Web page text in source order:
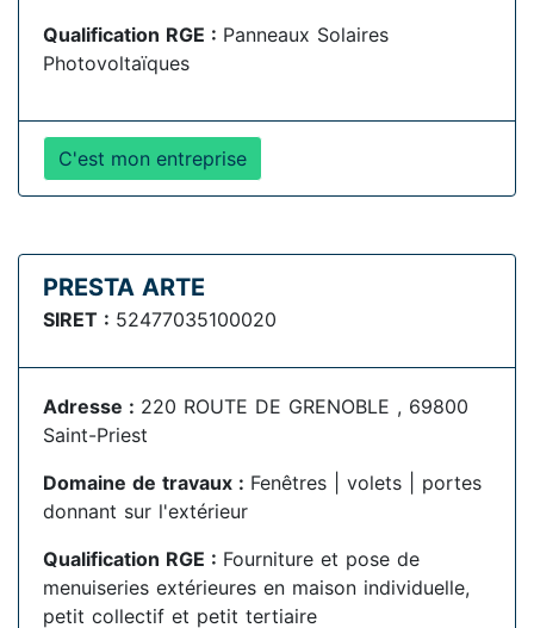
Qualification RGE : Panneaux Solaires
Photovoltaïques
C'est mon entreprise
PRESTA ARTE
SIRET : 52477035100020
Adresse : 220 ROUTE DE GRENOBLE , 69800
Saint-Priest
Domaine de travaux : Fenêtres | volets | portes
donnant sur l'extérieur
Qualification RGE : Fourniture et pose de
menuiseries extérieures en maison individuelle,
petit collectif et petit tertiaire